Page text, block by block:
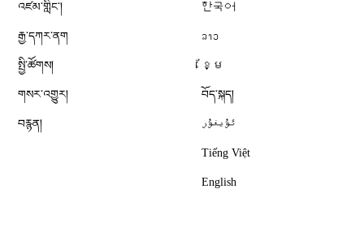
འཛམ་གླིང༌།
རྒྱ་དཀར་ནག
སྤྱི་ཚོགས།
གསར་འགྱུར།
བརྙན།
한국어
ລາວ
ខ្មែ
བོད་སྐད།
ئۇيغۇر
Tiếng Việt
English